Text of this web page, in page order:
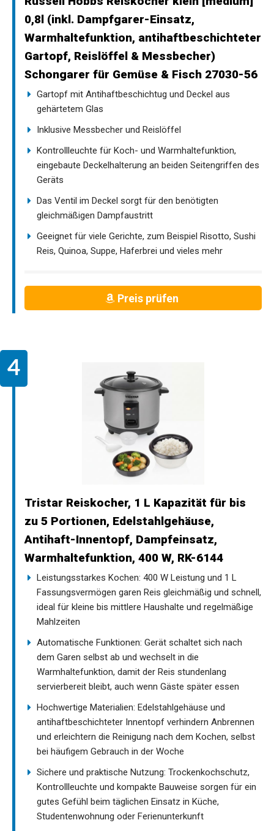
0,8l (inkl. Dampfgarer-Einsatz,
Warmhaltefunktion, antihaftbeschichteter
Gartopf, Reislöffel & Messbecher)
Schongarer für Gemüse & Fisch 27030-56
Gartopf mit Antihaftbeschichtug und Deckel aus
gehärtetem Glas
Inklusive Messbecher und Reislöffel
Kontrollleuchte für Koch- und Warmhaltefunktion,
eingebaute Deckelhalterung an beiden Seitengriffen des
Geräts
Das Ventil im Deckel sorgt für den benötigten
gleichmäßigen Dampfaustritt
Geeignet für viele Gerichte, zum Beispiel Risotto, Sushi
Reis, Quinoa, Suppe, Haferbrei und vieles mehr
Preis prüfen
Tristar Reiskocher, 1 L Kapazität für bis
zu 5 Portionen, Edelstahlgehäuse,
Antihaft-Innentopf, Dampfeinsatz,
Warmhaltefunktion, 400 W, RK-6144
Leistungsstarkes Kochen: 400 W Leistung und 1 L
Fassungsvermögen garen Reis gleichmäßig und schnell,
ideal für kleine bis mittlere Haushalte und regelmäßige
Mahlzeiten
Automatische Funktionen: Gerät schaltet sich nach
dem Garen selbst ab und wechselt in die
Warmhaltefunktion, damit der Reis stundenlang
servierbereit bleibt, auch wenn Gäste später essen
Hochwertige Materialien: Edelstahlgehäuse und
antihaftbeschichteter Innentopf verhindern Anbrennen
und erleichtern die Reinigung nach dem Kochen, selbst
bei häufigem Gebrauch in der Woche
Sichere und praktische Nutzung: Trockenkochschutz,
Kontrollleuchte und kompakte Bauweise sorgen für ein
gutes Gefühl beim täglichen Einsatz in Küche,
Studentenwohnung oder Ferienunterkunft